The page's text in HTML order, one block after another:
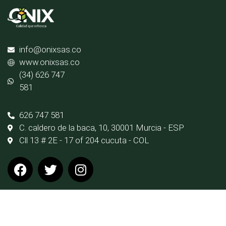
info@onixsas.co
www.onixsas.co
(34) 626 747
581
626 747 581
C. caldero de la baca, 10, 30001 Murcia - ESP
Cll 13 # 2E - 17 of 204 cucuta - COL